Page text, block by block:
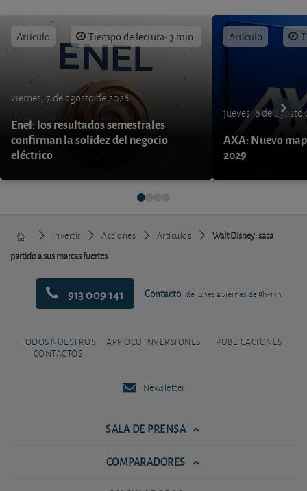
Artículo Tiempo de lectura: 3 min.
viernes, 7 de agosto de 2026
Enel: los resultados semestrales
confirman la solidez del negocio
eléctrico
Artículo
jueves, 6 de agosto
AXA: Nuevo
2029
Invertir Acciones Artículos
Walt Disney: saca
partido a sus marcas fuertes
913 009 141 Contacto de lunes a viernes de 9h-14h
TODOS NUESTROS
CONTACTOS
APP OCU INVERSIONES PUBLICACIONES
Newsletter
SALA DE PRENSA
COMPARADORES